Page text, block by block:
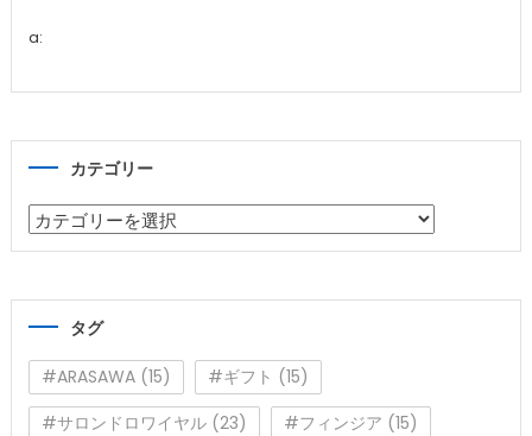
a:
カテゴリー
カ
テ
タグ
#ARASAWA(15) #ギフト (15)
#サロンドロワイヤル(23) #フィンジア (15)